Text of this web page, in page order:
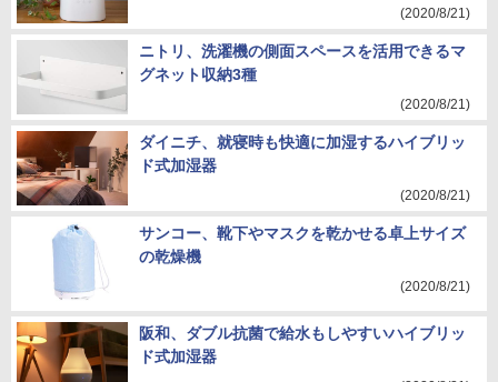
(2020/8/21)
ニトリ、洗濯機の側面スペースを活用できるマ
グネット収納3種
(2020/8/21)
ダイニチ、就寝時も快適に加湿するハイブリッ
ド式加湿器
(2020/8/21)
サンコー、靴下やマスクを乾かせる卓上サイズ
の乾燥機
(2020/8/21)
阪和、ダブル抗菌で給水もしやすいハイブリッ
ド式加湿器